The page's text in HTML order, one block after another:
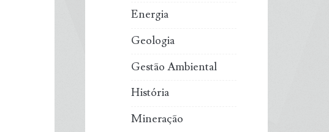
Energia
Geologia
Gestão Ambiental
História
Mineração